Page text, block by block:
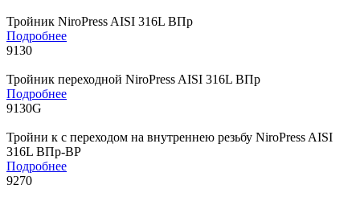
Тройник NiroPress AISI 316L ВПр
Подробнее
9130
Тройник переходной NiroPress AISI 316L ВПр
Подробнее
9130G
Тройни к с переходом на внутреннею резьбу NiroPress AISI
316L ВПр-ВР
Подробнее
9270